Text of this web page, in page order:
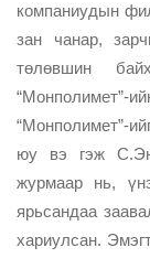
компаниудын
зан чанар,
төлөвшин
“Монполимет”-
“Монполимет”-
юу вэ гэж
журмаар нь,
ярьсандаа
хариулсан.